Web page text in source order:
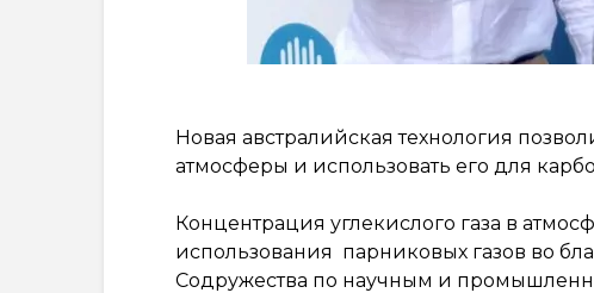
Новая австралийская технология
атмосферы и использовать его для
Концентрация углекислого газа в
использования парниковых газов во
Содружества по научным и